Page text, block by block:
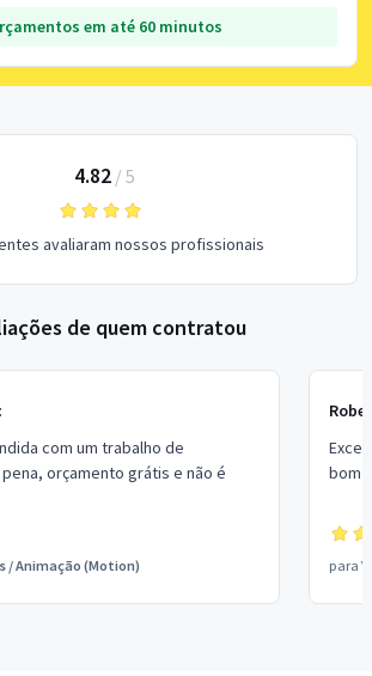
em até 60 minutos
4.82/ 5
avaliaram nossos profissionais
de quem contratou
com um trabalho de
orçamento grátis e não é
/Animação (Motion)
bom
para